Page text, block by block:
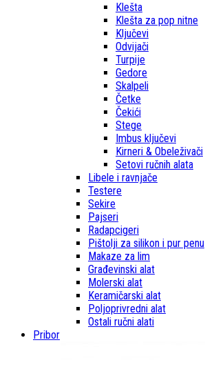
Klešta
Klešta za pop nitne
Ključevi
Odvijači
Turpije
Gedore
Skalpeli
Četke
Čekići
Stege
Imbus ključevi
Kirneri & Obeleživači
Setovi ručnih alata
Libele i ravnjače
Testere
Sekire
Pajseri
Radapcigeri
Pištolji za silikon i pur penu
Makaze za lim
Građevinski alat
Molerski alat
Keramičarski alat
Poljoprivredni alat
Ostali ručni alati
Pribor